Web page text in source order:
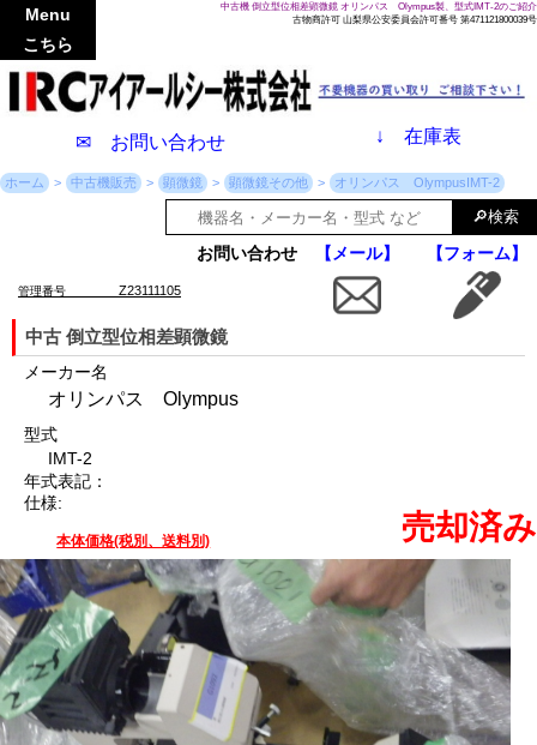
中古機 倒立型位相差顕微鏡 オリンパス Olympus製、型式IMT-2のご紹介
古物商許可 山梨県公安委員会許可番号 第471121800039号
✉ お問い合わせ ↓ 在庫表
Menu
こちら
ホーム 中古機販売 顕微鏡 顕微鏡その他 オリンパス OlympusIMT-2
お問い合わせ 【メール】 【フォーム】
管理番号 Z23111105
中古 倒立型位相差顕微鏡
メーカー名
オリンパス Olympus
型式
IMT-2
年式表記：
仕様:
本体価格(税別、送料別) 売却済み